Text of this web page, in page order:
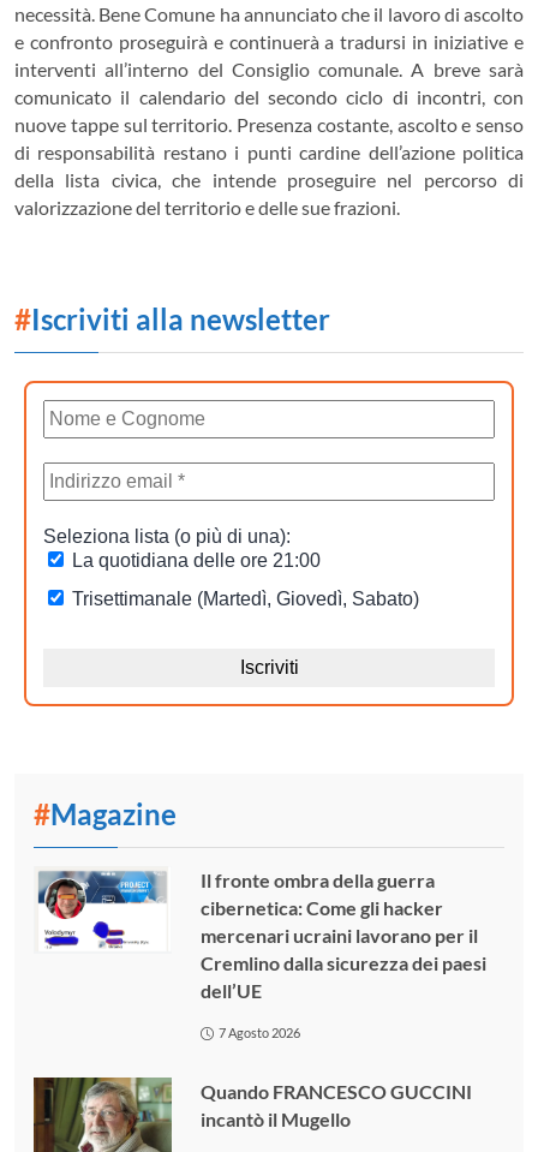
necessità. Bene Comune ha annunciato che il lavoro di ascolto
e confronto proseguirà e continuerà a tradursi in iniziative e
interventi all’interno del Consiglio comunale. A breve sarà
comunicato il calendario del secondo ciclo di incontri, con
nuove tappe sul territorio. Presenza costante, ascolto e senso
di responsabilità restano i punti cardine dell’azione politica
della lista civica, che intende proseguire nel percorso di
valorizzazione del territorio e delle sue frazioni.
#Iscriviti alla newsletter
#Magazine
Il fronte ombra della guerra
cibernetica: Come gli hacker
mercenari ucraini lavorano per il
Cremlino dalla sicurezza dei paesi
dell’UE
7 Agosto 2026
Quando FRANCESCO GUCCINI
incantò il Mugello